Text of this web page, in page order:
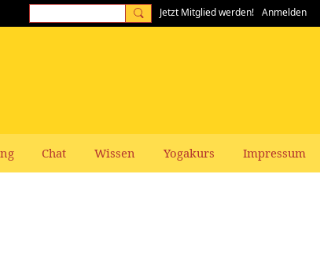
Jetzt Mitglied werden! Anmelden
Chat Wissen Yogakurs Impressum